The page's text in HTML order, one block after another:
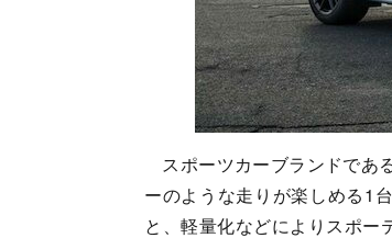
スポーツカーブランドであ
ーのような走りが楽しめる1
と、軽量化などによりスポ